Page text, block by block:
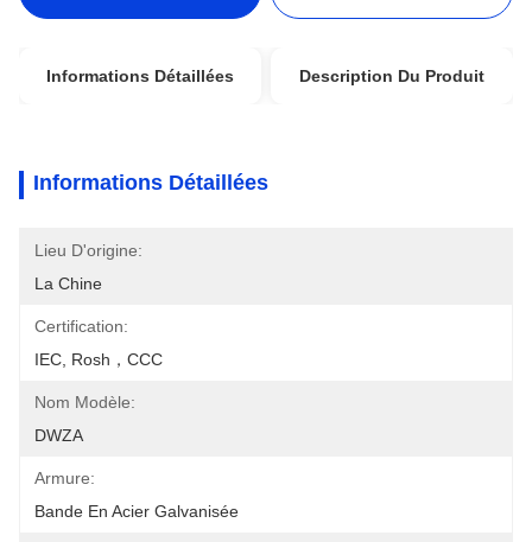
Informations Détaillées Description Du Produit
Informations Détaillées
Lieu D'origine:
La Chine
Certification:
IEC, Rosh，CCC
Nom Modèle:
DWZA
Armure:
Bande En Acier Galvanisée